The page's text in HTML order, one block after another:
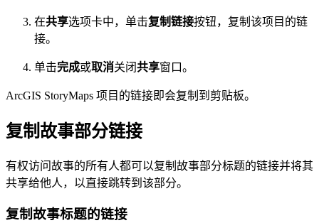
在共享选项卡中，单击复制链接按钮，复制该项目的链
接。
单击完成或取消关闭共享窗口。
ArcGIS StoryMaps 项目的链接即会复制到剪贴板。
复制故事部分链接
有权访问故事的所有人都可以复制故事部分标题的链接并将其
共享给他人，以直接跳转到该部分。
复制故事标题的链接